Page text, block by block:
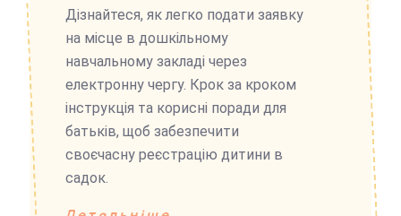
Дізнайтеся, як легко подати заявку
на місце в дошкільному
навчальному закладі через
електронну чергу. Крок за кроком
інструкція та корисні поради для
батьків, щоб забезпечити
своєчасну реєстрацію дитини в
садок.